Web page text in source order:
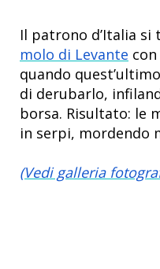
Il patrono d’Italia si
molo di Levante
quando
di derubarlo,
borsa. Risultato: le
in serpi, mordendo
(Vedi galleria